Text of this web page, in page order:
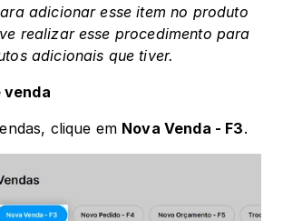
adicionar esse item no produto
realizar esse procedimento para
adicionais que tiver.
venda
clique em Nova Venda - F3.